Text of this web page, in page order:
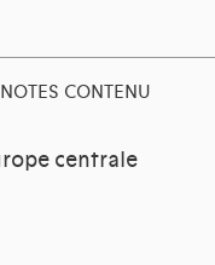
NOTES CONTENU
centrale